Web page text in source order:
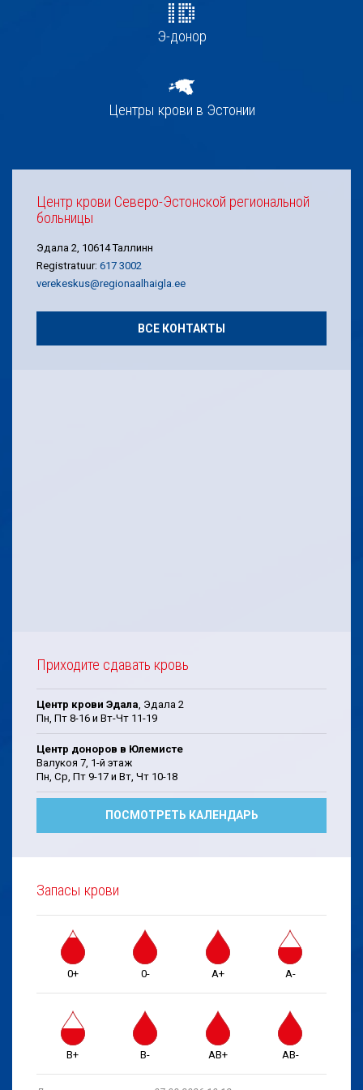
Э-донор
Центры крови в Эстонии
Центр крови Северо-Эстонской региональной
больницы
Эдала 2, 10614 Таллинн
Registratuur: 617 3002
verekeskus@regionaalhaigla.ee
ВСЕ КОНТАКТЫ
Приходите сдавать кровь
Центр крови Эдала, Эдала 2
Пн, Пт 8-16 и Вт-Чт 11-19
Центр доноров в Юлемисте
Валукоя 7, 1-й этаж
Пн, Cp, Пт 9-17 и Bт, Чт 10-18
ПОСМОТРЕТЬ КАЛЕНДАРЬ
Запасы крови
0+ 0- A+ A-
B+ B- AB+ AB-